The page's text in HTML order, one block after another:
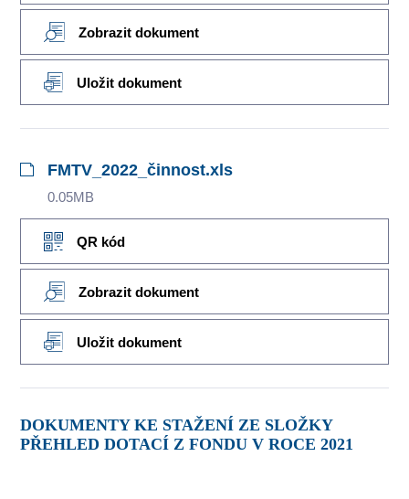
Zobrazit dokument
Uložit dokument
FMTV_2022_činnost.xls
0.05MB
QR kód
Zobrazit dokument
Uložit dokument
DOKUMENTY KE STAŽENÍ ZE SLOŽKY
PŘEHLED DOTACÍ Z FONDU V ROCE 2021